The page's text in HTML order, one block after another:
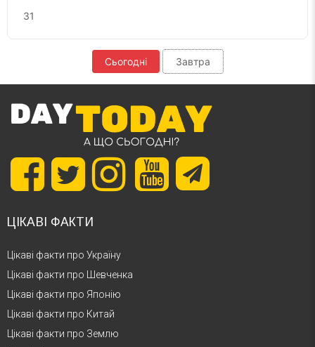
31
Сьогодні Завтра
ЦІКАВІ ФАКТИ
Цікаві факти про Україну
Цікаві факти про Шевченка
Цікаві факти про Японію
Цікаві факти про Китай
Цікаві факти про Землю